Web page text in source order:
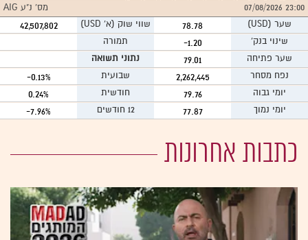
23:00 07/08/2026
מס' נ"ע AIG
שער (USD)
78.78 שווי שוק (א` USD) 42,507,802
שינוי בנק' -1.20
תמורה
שער פתיחה
79.01
נתוני תשואה
נפח מסחר
2,262,445 שבועית -0.13%
יומי גבוה 79.76 חודשית 0.24%
יומי נמוך 77.87 12 חודשים -7.96%
כתבות אחרונות